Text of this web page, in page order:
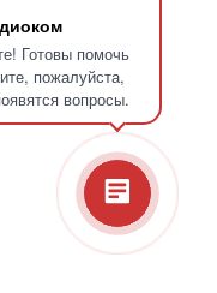
Готовы помочь
пожалуйста,
вопросы.